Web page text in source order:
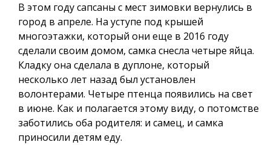
В этом году сапсаны с мест зимовки вернулись в
город в апреле. На уступе под крышей
многоэтажки, который они еще в 2016 году
сделали своим домом, самка снесла четыре яйца.
Кладку она сделала в дуплоне, который
несколько лет назад был установлен
волонтерами. Четыре птенца появились на свет
в июне. Как и полагается этому виду, о потомстве
заботились оба родителя: и самец, и самка
приносили детям еду.